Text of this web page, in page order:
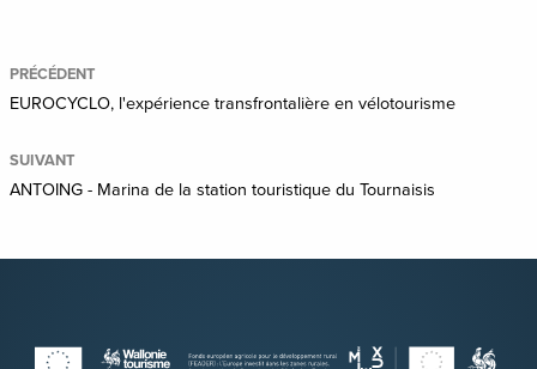
PRÉCÉDENT
EUROCYCLO, l'expérience transfrontalière en vélotourisme
SUIVANT
ANTOING - Marina de la station touristique du Tournaisis